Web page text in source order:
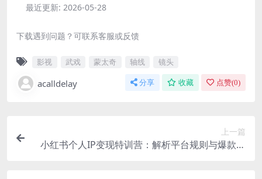
最近更新: 2026-05-28
下载遇到问题？可联系客服或反馈
影视 武戏 蒙太奇 轴线 镜头
acalldelay 分享 收藏 点赞(0)
上一篇
小红书个人IP变现特训营：解析平台规则与爆款逻